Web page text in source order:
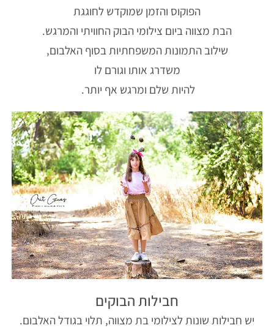
הפוקוס והזמן שמוקדש לחוגגת
הבת מצווה ביום צילומי הבוק החוויתי והמרגש.
שילוב התמונות המשפחתיות בסוף האלבום,
משדרג אותו וגורם לו
להיות שלם ומרגש אף יותר.
חבילות הבוקים
יש חבילות שונות לצילומי בת מצווה, תלוי בגודל האלבום.